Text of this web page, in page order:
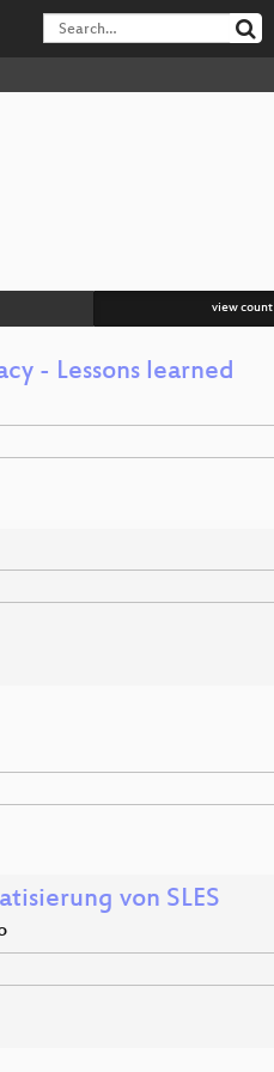
view count
- Lessons learned
von SLES